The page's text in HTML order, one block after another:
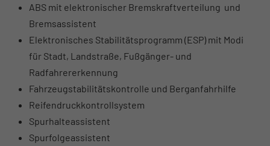
ABS mit elektronischer Bremskraftverteilung und
Bremsassistent
Elektronisches Stabilitätsprogramm (ESP) mit Modi
für Stadt, Landstraße, Fußgänger- und
Radfahrererkennung
Fahrzeugstabilitätskontrolle und Berganfahrhilfe
Reifendruckkontrollsystem
Spurhalteassistent
Spurfolgeassistent